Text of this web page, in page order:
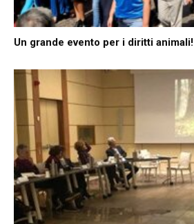
Un grande evento per i diritti animali!